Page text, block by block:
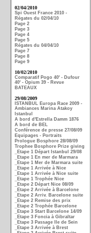
02/04/2010
Spi Ouest France 2010 -
Régates du 02/04/10
Page 2
Page 3
Page 4
Page 5
Régates du 04/04/10
Page 7
Page 8
Page 9
10/02/2010
Comparatif Pogo 40' - Dufour
40' - Opium 39 - Revue
BATEAUX
29/08/2009
ISTANBUL Europa Race 2009 -
Ambiances Marina Atakoy
Istanbul
A bord d'Estrella Damm 1876
A bord de BEL
Conférence de presse 27/08/09
Equipages - Portraits
Prologue Bosphore 28/08/09
Trophee Bosphore Prize giving
_Etape 1 Départ Istanbul 29/08
_Etape 1 En mer de Marmara
_Etape 1 Mer de Marmara suite
_Etape 1 Arrivée à Nice
_Etape 1 Arrivée à Nice suite
_Etape 1 Trophée Nice
_Etape 2 Départ Nice 08/09
_Etape 2 Arrivée à Barcelone
_Etape 2 Arriv. Barcelone suite
_Etape 2 Remise des prix
_Etape 2 Trophée Barcelone
_Etape 3 Start Barcelone 14/09
_Etape 3 Foncia à Gibraltar
_Etape 3 Passage Ile de Sein
_Etape 3 Arrivée à Brest